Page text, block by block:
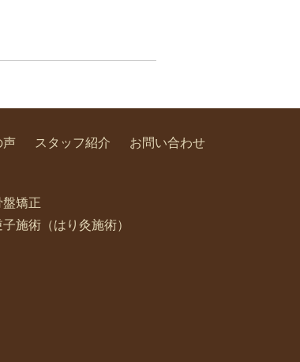
声 スタッフ紹介 お問い合わせ
盤矯正
子施術（はり灸施術）